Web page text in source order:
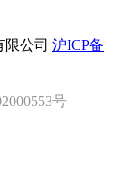
限公司 沪ICP备
号